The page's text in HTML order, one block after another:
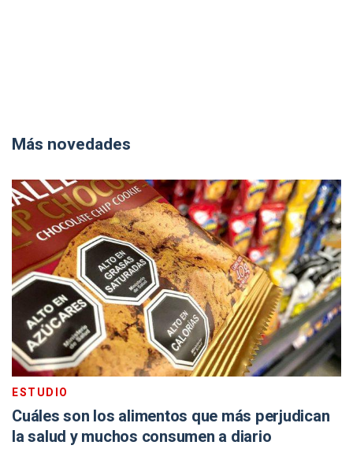
Más novedades
ESTUDIO
Cuáles son los alimentos que más perjudican
la salud y muchos consumen a diario